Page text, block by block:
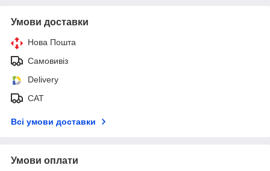
Умови доставки
Нова Пошта
Самовивіз
Delivery
САТ
Всі умови доставки
Умови оплати